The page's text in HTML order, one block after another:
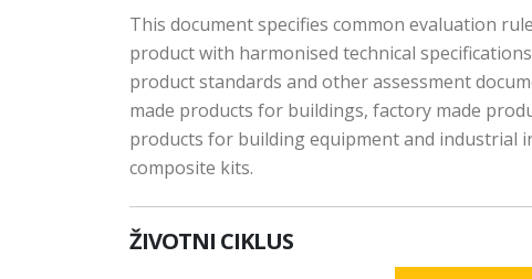
This document specifies common evaluation
product with harmonised technical
product standards and other assessment
made products for buildings, factory made
products for building equipment and industrial
composite kits.
ŽIVOTNI CIKLUS